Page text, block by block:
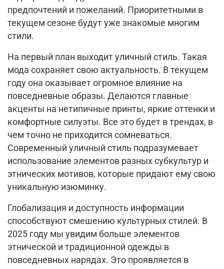
предпочтений и пожеланий. Приоритетными в
текущем сезоне будут уже знакомые многим
стили.
На первый план выходит уличный стиль. Такая
мода сохраняет свою актуальность. В текущем
году она оказывает огромное влияние на
повседневные образы. Делаются главные
акценты на нетипичные принты, яркие оттенки и
комфортные силуэты. Все это будет в трендах, в
чем точно не приходится сомневаться.
Современный уличный стиль подразумевает
использование элементов разных субкультур и
этнических мотивов, которые придают ему свою
уникальную изюминку.
Глобализация и доступность информации
способствуют смешению культурных стилей. В
2025 году мы увидим больше элементов
этнической и традиционной одежды в
повседневных нарядах. Это проявляется в